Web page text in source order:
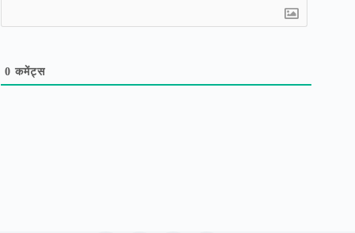
0 कमेंट्स